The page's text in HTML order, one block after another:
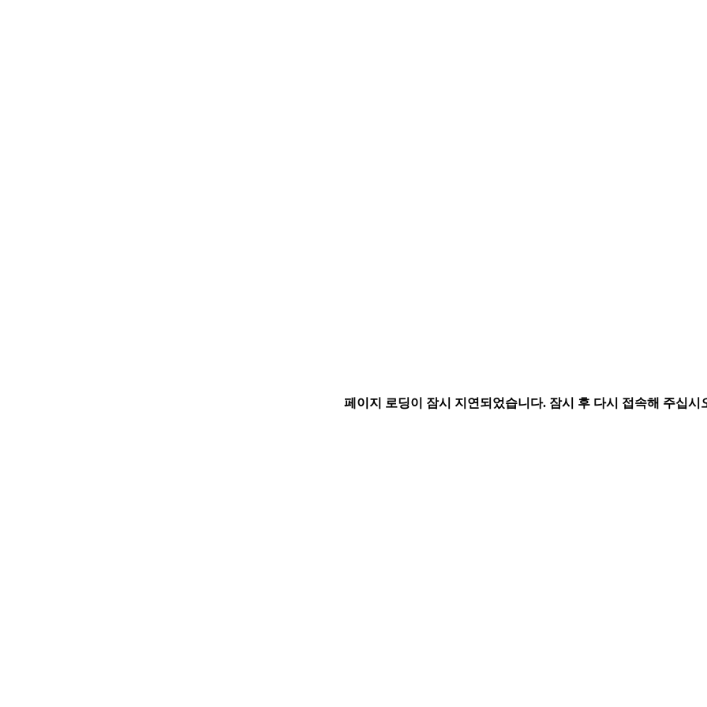
페이지 로딩이 잠시 지연되었습니다. 잠시 후 다시 접속해 주십시